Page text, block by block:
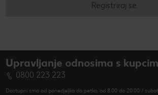
Registriraj se
Upravljanje odnosima s
0800 223 223
Dostupni smo od ponedjeljka do petka, od 8.00 do 20.00 /